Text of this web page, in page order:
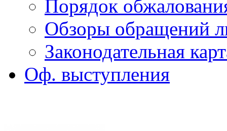
Порядок
Обзоры обращений
Законодательная
Оф. выступления